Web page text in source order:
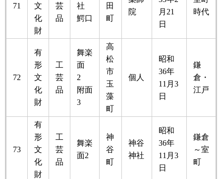
71
文
化
財
芸
品
社
鰐口
田
町
院
月21
日
時代
72
有
形
文
化
財
工
芸
品
舞楽
面
2
附面
3
高
松
市
玉
藻
町
個人
昭和
36年
11月3
日
​鎌
倉・
江戸
73
有
形
文
化
財
工
芸
品
舞楽
面2
神
谷
町
神谷
神社
昭和
36年
11月3
日
鎌倉
～室
町